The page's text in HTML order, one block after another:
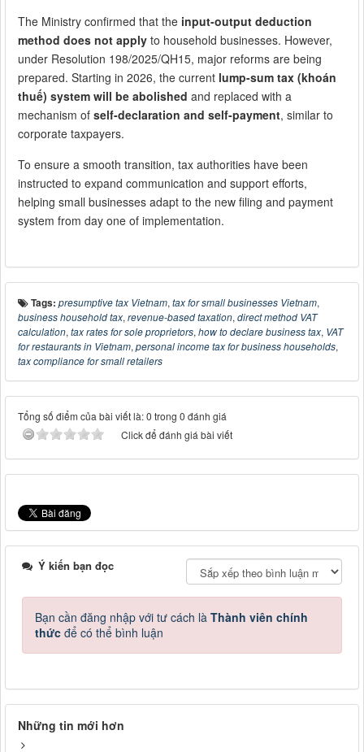
The Ministry confirmed that the input-output deduction
method does not apply to household businesses. However,
under Resolution 198/2025/QH15, major reforms are being
prepared. Starting in 2026, the current lump-sum tax (khoán
thuế) system will be abolished and replaced with a
mechanism of self-declaration and self-payment, similar to
corporate taxpayers.
To ensure a smooth transition, tax authorities have been
instructed to expand communication and support efforts,
helping small businesses adapt to the new filing and payment
system from day one of implementation.
Tags: presumptive tax Vietnam, tax for small businesses Vietnam,
business household tax, revenue-based taxation, direct method VAT
calculation, tax rates for sole proprietors, how to declare business tax, VAT
for restaurants in Vietnam, personal income tax for business households,
tax compliance for small retailers
Tổng số điểm của bài viết là: 0 trong 0 đánh giá
Click để đánh giá bài viết
Ý kiến bạn đọc
Bạn cần đăng nhập với tư cách là Thành viên chính
thức để có thể bình luận
Những tin mới hơn